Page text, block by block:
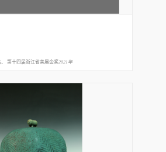
第十四届浙江省美展金奖2021年